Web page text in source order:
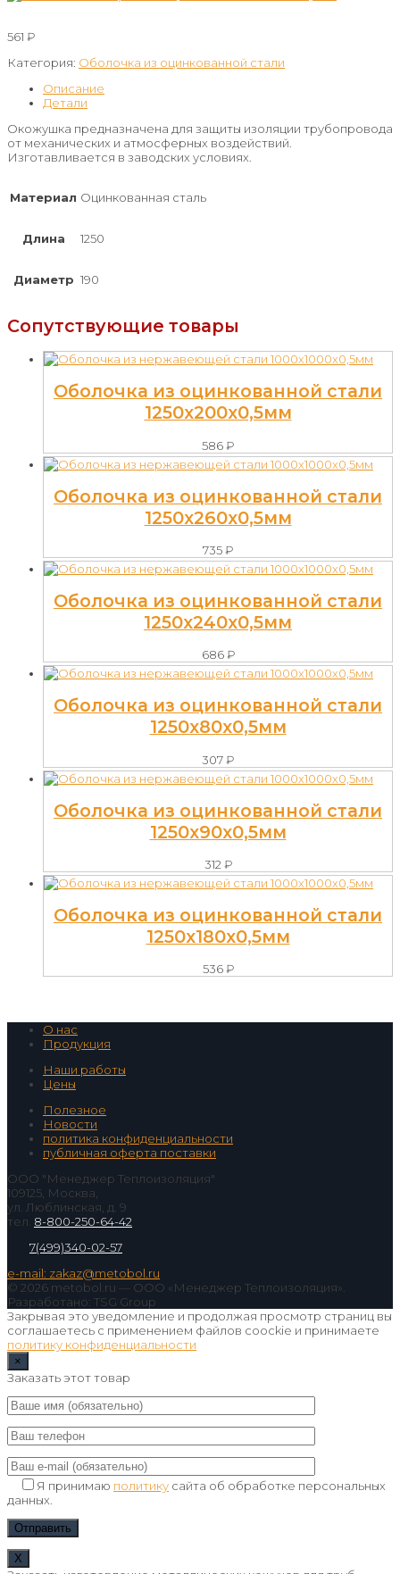
561 ₽
Категория: Оболочка из оцинкованной стали
Описание
Детали
Окожушка предназначена для защиты изоляции трубопровода
от механических и атмосферных воздействий.
Изготавливается в заводских условиях.
Материал Оцинкованная сталь
Длина 1250
Диаметр 190
Сопутствующие товары
Оболочка из оцинкованной стали
1250х200х0,5мм
586₽
Оболочка из оцинкованной стали
1250х260х0,5мм
735₽
Оболочка из оцинкованной стали
1250х240х0,5мм
686₽
Оболочка из оцинкованной стали
1250х80х0,5мм
307₽
Оболочка из оцинкованной стали
1250х90х0,5мм
312 ₽
Оболочка из оцинкованной стали
1250х180х0,5мм
536₽
О нас
Продукция
Наши работы
Цены
Полезное
Новости
политика конфиденциальности
публичная оферта поставки
ООО "Менеджер Теплоизоляция"
109125, Москва,
ул. Люблинская, д. 9
тел. 8-800-250-64-42
7(499)340-02-57
e-mail: zakaz@metobol.ru
© 2026 metobol.ru — ООО «Менеджер Теплоизоляция».
Разработано: TSG Group
Закрывая это уведомление и продолжая просмотр страниц вы
соглашаетесь с применением файлов coockie и принимаете
политику конфиденциальности
×
Заказать этот товар
Я принимаю политику сайта об обработке персональных
данных.
Х